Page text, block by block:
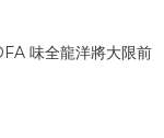
味全龍洋將大限前